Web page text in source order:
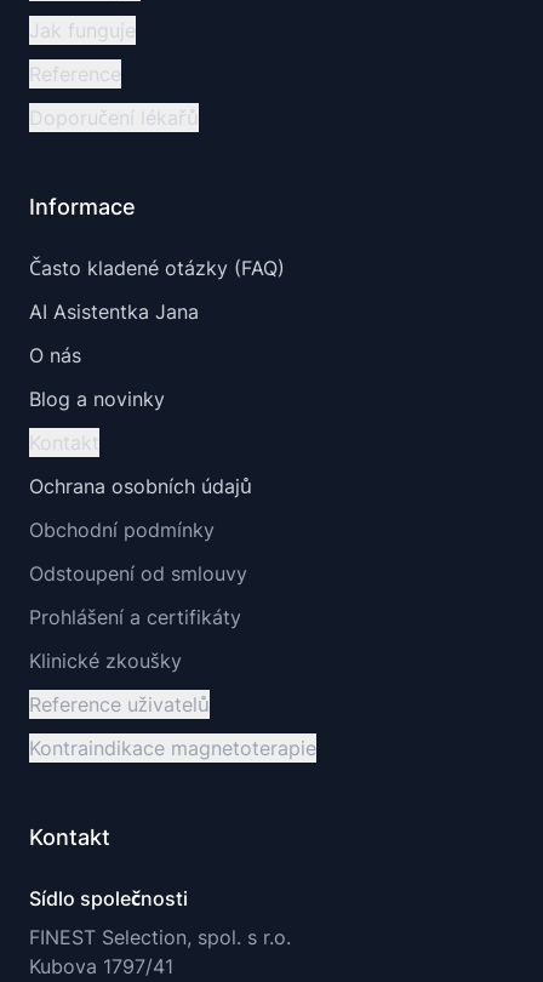
Jak funguje
Reference
Doporučení lékařů
Informace
Často kladené otázky (FAQ)
AI Asistentka Jana
O nás
Blog a novinky
Kontakt
Ochrana osobních údajů
Obchodní podmínky
Odstoupení od smlouvy
Prohlášení a certifikáty
Klinické zkoušky
Reference uživatelů
Kontraindikace magnetoterapie
Kontakt
Sídlo společnosti
FINEST Selection, spol. s r.o.
Kubova 1797/41